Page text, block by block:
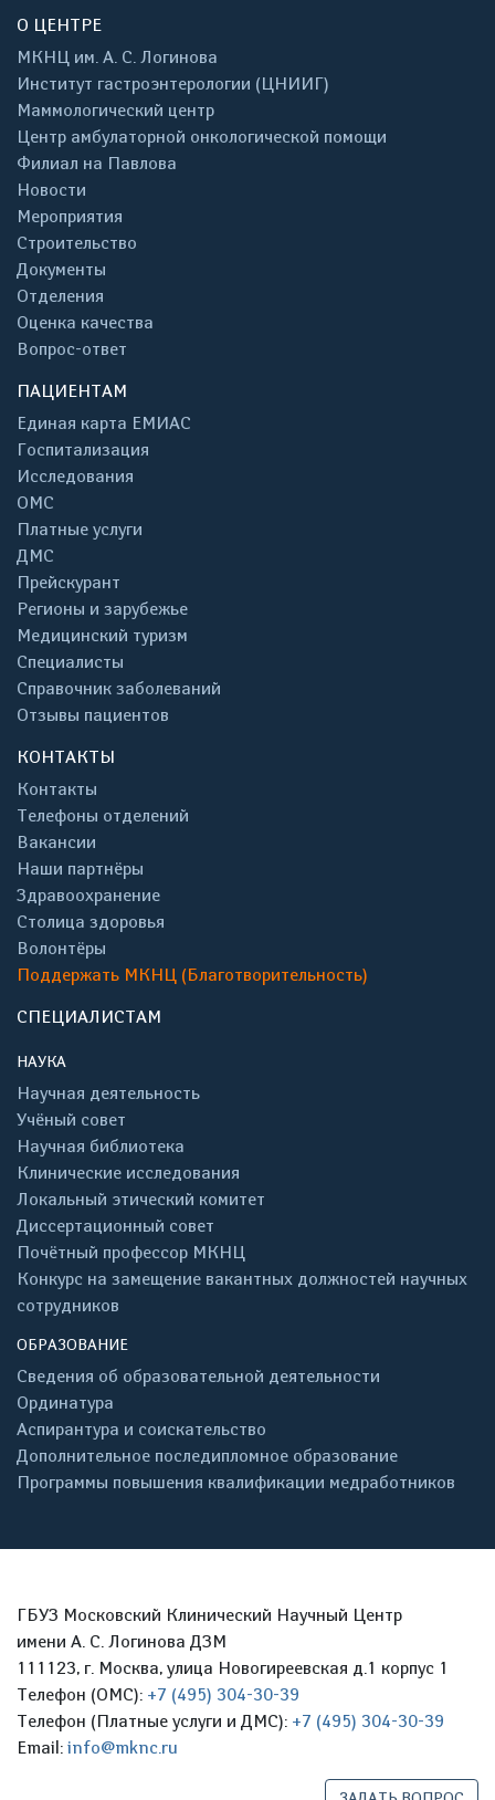
О ЦЕНТРЕ
МКНЦ им. А. С. Логинова
Институт гастроэнтерологии (ЦНИИГ)
Маммологический центр
Центр амбулаторной онкологической помощи
Филиал на Павлова
Новости
Мероприятия
Строительство
Документы
Отделения
Оценка качества
Вопрос-ответ
ПАЦИЕНТАМ
Единая карта ЕМИАС
Госпитализация
Исследования
ОМС
Платные услуги
ДМС
Прейскурант
Регионы и зарубежье
Медицинский туризм
Специалисты
Справочник заболеваний
Отзывы пациентов
КОНТАКТЫ
Контакты
Телефоны отделений
Вакансии
Наши партнёры
Здравоохранение
Столица здоровья
Волонтёры
Поддержать МКНЦ (Благотворительность)
СПЕЦИАЛИСТАМ
НАУКА
Научная деятельность
Учёный совет
Научная библиотека
Клинические исследования
Локальный этический комитет
Диссертационный совет
Почётный профессор МКНЦ
Конкурс на замещение вакантных должностей научных
сотрудников
ОБРАЗОВАНИЕ
Сведения об образовательной деятельности
Ординатура
Аспирантура и соискательство
Дополнительное последипломное образование
Программы повышения квалификации медработников
ГБУЗ Московский Клинический Научный Центр
имени А. С. Логинова ДЗМ
111123, г. Москва, улица Новогиреевская д.1 корпус 1
Телефон (ОМС): +7 (495) 304-30-39
Телефон (Платные услуги и ДМС): +7 (495) 304-30-39
Email: info@mknc.ru